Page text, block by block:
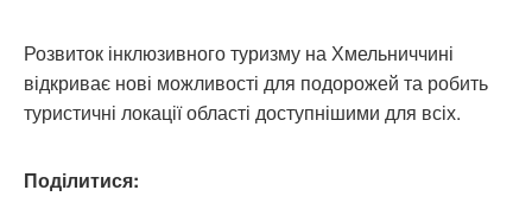
Розвиток інклюзивного туризму на Хмельниччині
відкриває нові можливості для подорожей та робить
туристичні локації області доступнішими для всіх.
Поділитися: